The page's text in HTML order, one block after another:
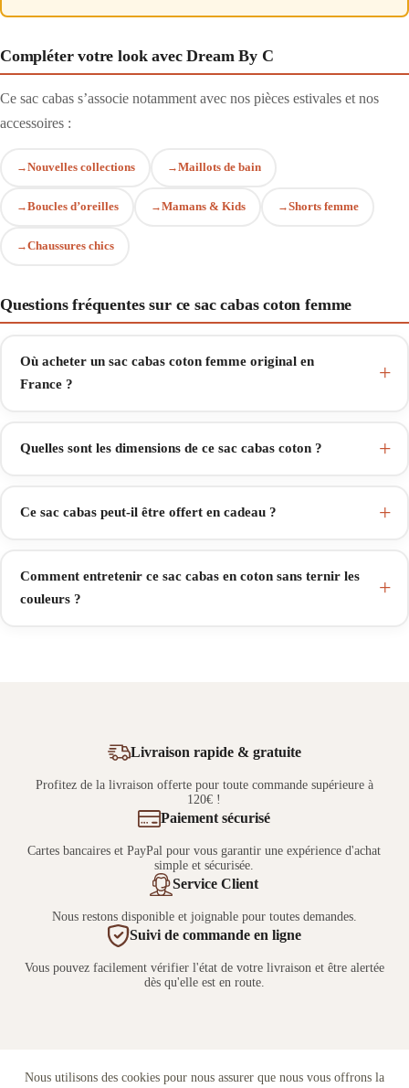
Nous utilisons des cookies pour nous assurer que nous vous offrons la
Compléter votre look avec Dream By C
Ce sac cabas s’associe notamment avec nos pièces estivales et nos
accessoires :
Nouvelles collections Maillots de bain
Boucles d’oreilles Mamans & Kids Shorts femme
Chaussures chics
Questions fréquentes sur ce sac cabas coton femme
Où acheter un sac cabas coton femme original en
France ?
Quelles sont les dimensions de ce sac cabas coton ?
Ce sac cabas peut-il être offert en cadeau ?
Comment entretenir ce sac cabas en coton sans ternir les
couleurs ?
Livraison rapide & gratuite
Profitez de la livraison offerte pour toute commande supérieure à
120€ !
Paiement sécurisé
Cartes bancaires et PayPal pour vous garantir une expérience d'achat
simple et sécurisée.
Service Client
Nous restons disponible et joignable pour toutes demandes.
Suivi de commande en ligne
Vous pouvez facilement vérifier l'état de votre livraison et être alertée
dès qu'elle est en route.